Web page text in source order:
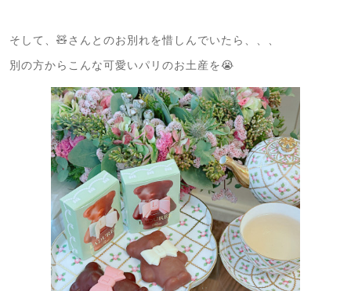
そして、🧸さんとのお別れを惜しんでいたら、、、
別の方からこんな可愛いパリのお土産を😭